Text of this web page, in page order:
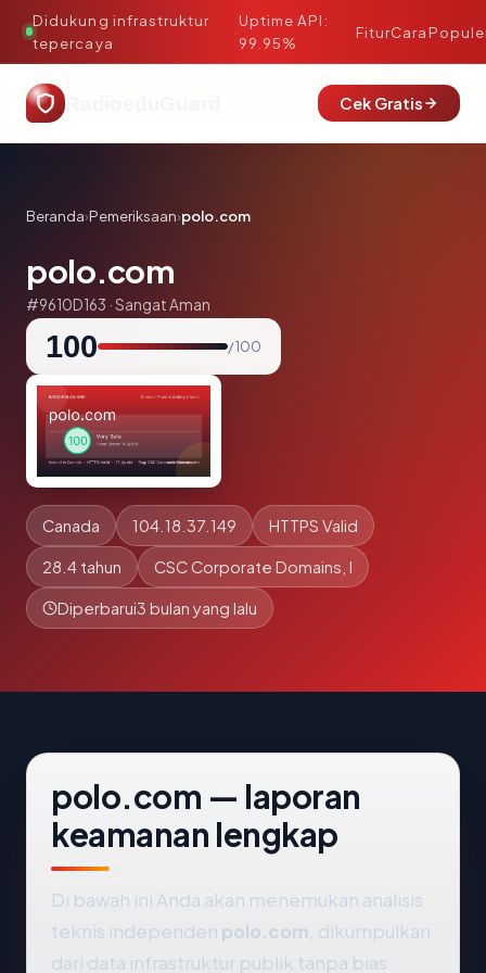
Didukung infrastruktur
tepercaya
·
Uptime API:
99.95%
FiturCara
Cek Gratis
Beranda›Pemeriksaan›polo.com
polo.com
#9610D163 · Sangat Aman
100 / 100
Canada 104.18.37.149 HTTPS Valid
28.4 tahun CSC Corporate Domains, I
Diperbarui3 bulan yang lalu
polo.com — laporan
keamanan lengkap
Di bawah ini Anda akan menemukan analisis
teknis independen polo.com , dikumpulkan
dari data infrastruktur publik tanpa bias